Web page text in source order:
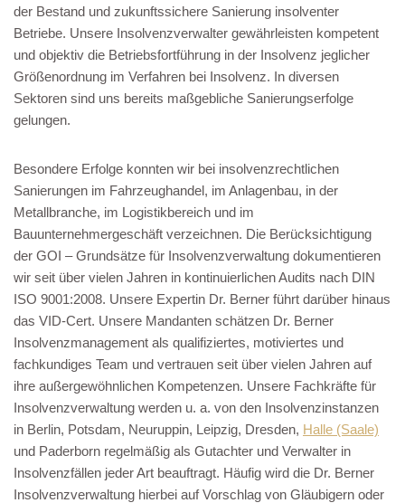
der Bestand und zukunftssichere Sanierung insolventer
Betriebe. Unsere Insolvenzverwalter gewährleisten kompetent
und objektiv die Betriebsfortführung in der Insolvenz jeglicher
Größenordnung im Verfahren bei Insolvenz. In diversen
Sektoren sind uns bereits maßgebliche Sanierungserfolge
gelungen.
Besondere Erfolge konnten wir bei insolvenzrechtlichen
Sanierungen im Fahrzeughandel, im Anlagenbau, in der
Metallbranche, im Logistikbereich und im
Bauunternehmergeschäft verzeichnen. Die Berücksichtigung
der GOI – Grundsätze für Insolvenzverwaltung dokumentieren
wir seit über vielen Jahren in kontinuierlichen Audits nach DIN
ISO 9001:2008. Unsere Expertin Dr. Berner führt darüber hinaus
das VID-Cert. Unsere Mandanten schätzen Dr. Berner
Insolvenzmanagement als qualifiziertes, motiviertes und
fachkundiges Team und vertrauen seit über vielen Jahren auf
ihre außergewöhnlichen Kompetenzen. Unsere Fachkräfte für
Insolvenzverwaltung werden u. a. von den Insolvenzinstanzen
in Berlin, Potsdam, Neuruppin, Leipzig, Dresden, Halle (Saale)
und Paderborn regelmäßig als Gutachter und Verwalter in
Insolvenzfällen jeder Art beauftragt. Häufig wird die Dr. Berner
Insolvenzverwaltung hierbei auf Vorschlag von Gläubigern oder